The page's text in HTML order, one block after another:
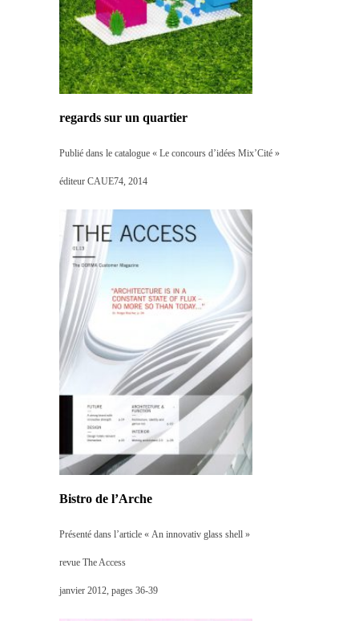
regards sur un quartier
Publié dans le catalogue « Le concours d’idées Mix’Cité »
éditeur CAUE74, 2014
Bistro de l’Arche
Présenté dans l’article « An innovativ glass shell »
revue The Access
janvier 2012, pages 36-39